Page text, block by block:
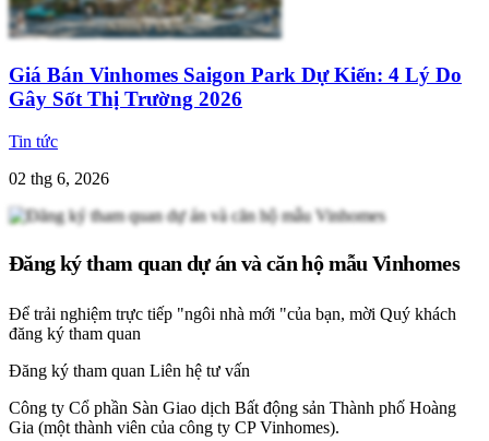
Giá Bán Vinhomes Saigon Park Dự Kiến: 4 Lý Do
Gây Sốt Thị Trường 2026
Tin tức
02 thg 6, 2026
Đăng ký tham quan dự án và căn hộ mẫu Vinhomes
Để trải nghiệm trực tiếp "ngôi nhà mới "của bạn, mời Quý khách
đăng ký tham quan
Đăng ký tham quan Liên hệ tư vấn
Công ty Cổ phần Sàn Giao dịch Bất động sản Thành phố Hoàng
Gia (một thành viên của công ty CP Vinhomes).